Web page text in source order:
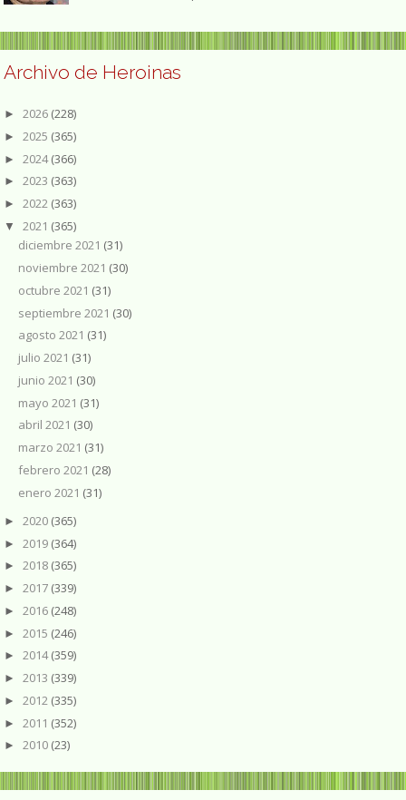
Archivo de Heroinas
► 2026 (228)
► 2025 (365)
► 2024(366)
► 2023 (363)
► 2022 (363)
▼ 2021 (365)
diciembre 2021 (31)
noviembre 2021 (30)
octubre 2021 (31)
septiembre 2021 (30)
agosto 2021 (31)
julio 2021 (31)
junio 2021 (30)
mayo 2021 (31)
abril 2021 (30)
marzo 2021 (31)
febrero 2021 (28)
enero 2021 (31)
► 2020 (365)
► 2019 (364)
► 2018 (365)
► 2017 (339)
► 2016 (248)
► 2015 (246)
► 2014(359)
► 2013 (339)
► 2012 (335)
► 2011 (352)
► 2010 (23)